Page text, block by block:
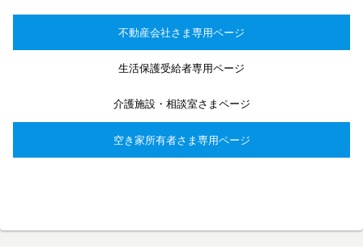
不動産会社さま専用ページ
生活保護受給者専用ページ
介護施設・相談室さまページ
空き家所有者さま専用ページ